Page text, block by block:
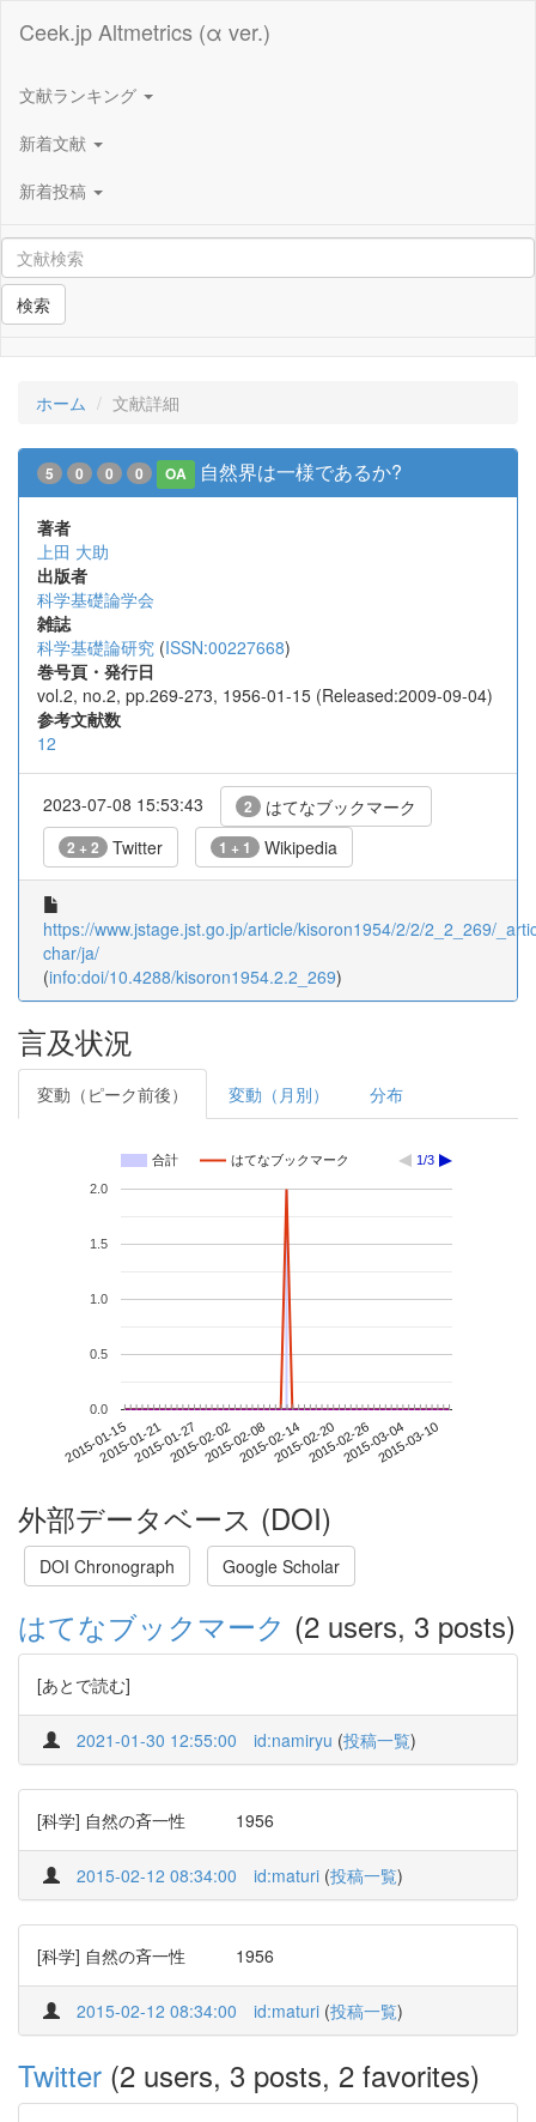
Ceek.jp Altmetrics (α ver.)
文献ランキング
新着文献
新着投稿
検索
ホーム 文献詳細
5 0 0 0 OA 自然界は一様であるか?
著者
上田 大助
出版者
科学基礎論学会
雑誌
科学基礎論研究 (ISSN:00227668)
巻号頁・発行日
vol.2, no.2, pp.269-273, 1956-01-15 (Released:2009-09-04)
参考文献数
12
2023-07-08 15:53:43 2 はてなブックマーク
2 + 2 Twitter 1 + 1 Wikipedia
https://www.jstage.jst.go.jp/article/kisoron1954/2/2/2_2_269/
char/ja/
(info:doi/10.4288/kisoron1954.2.2_269)
言及状況
変動（ピーク前後） 変動（月別） 分布
合計 はてなブックマーク 1/3
2015-01-152015-01-212015-01-272015-02-022015-02-082015-02-142015-02-202015-02-262015-03-042015-03-10
0.0
0.5
1.0
1.5
2.0
外部データベース (DOI)
DOI Chronograph Google Scholar
はてなブックマーク (2 users, 3 posts)
[あとで読む]
2021-01-30 12:55:00 id:namiryu (投稿一覧)
[科学] 自然の斉一性 1956
2015-02-12 08:34:00 id:maturi (投稿一覧)
[科学] 自然の斉一性 1956
2015-02-12 08:34:00 id:maturi (投稿一覧)
Twitter (2 users, 3 posts, 2 favorites)